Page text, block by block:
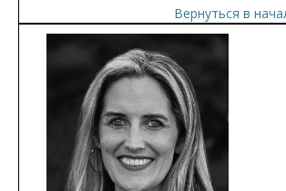
Вернуться в